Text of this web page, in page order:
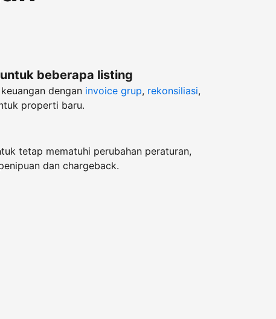
beberapa listing
dengan invoice grup, rekonsiliasi,
properti baru.
tetap mematuhi perubahan peraturan,
dan chargeback.